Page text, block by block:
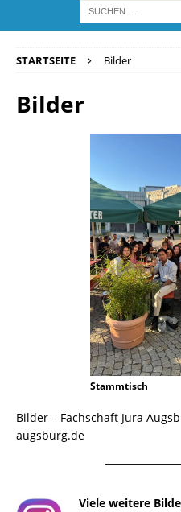
STARTSEITE Bilder
Bilder
Stammtisch
Bilder – Fachschaft Jura
augsburg.de
Viele weitere